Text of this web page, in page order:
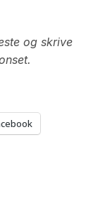
og skrive